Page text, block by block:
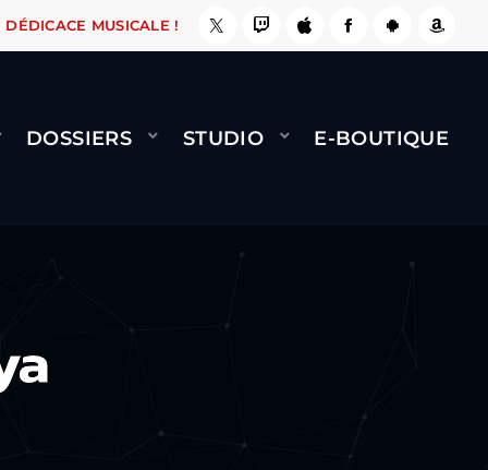
ÇA LE FAIT ! NAMI BERNARD MINET -
DÉDICACE MUSICALE !
DOSSIERS STUDIO E-BOUTIQUE